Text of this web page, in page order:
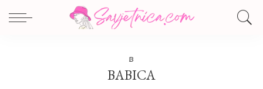
B
BABICA